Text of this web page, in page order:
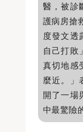
醫，被診
護病房搶
度發文透
自己打敗
真切地感
麼近。」
開了一場
中最驚險